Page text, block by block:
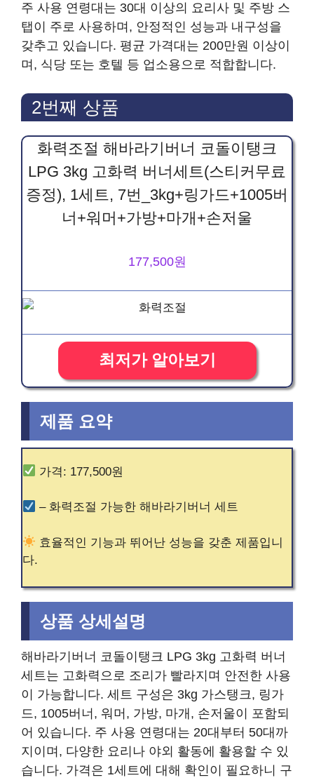
주 사용 연령대는 30대 이상의 요리사 및 주방 스
탭이 주로 사용하며, 안정적인 성능과 내구성을
갖추고 있습니다. 평균 가격대는 200만원 이상이
며, 식당 또는 호텔 등 업소용으로 적합합니다.
2번째 상품
화력조절 해바라기버너 코돌이탱크
LPG 3kg 고화력 버너세트(스티커무료
증정), 1세트, 7번_3kg+링가드+1005버
너+워머+가방+마개+손저울
177,500원
최저가 알아보기
제품 요약
가격: 177,500원
– 화력조절 가능한 해바라기버너 세트
효율적인 기능과 뛰어난 성능을 갖춘 제품입니
다.
상품 상세설명
해바라기버너 코돌이탱크 LPG 3kg 고화력 버너
세트는 고화력으로 조리가 빨라지며 안전한 사용
이 가능합니다. 세트 구성은 3kg 가스탱크, 링가
드, 1005버너, 워머, 가방, 마개, 손저울이 포함되
어 있습니다. 주 사용 연령대는 20대부터 50대까
지이며, 다양한 요리나 야외 활동에 활용할 수 있
습니다. 가격은 1세트에 대해 확인이 필요하니 구